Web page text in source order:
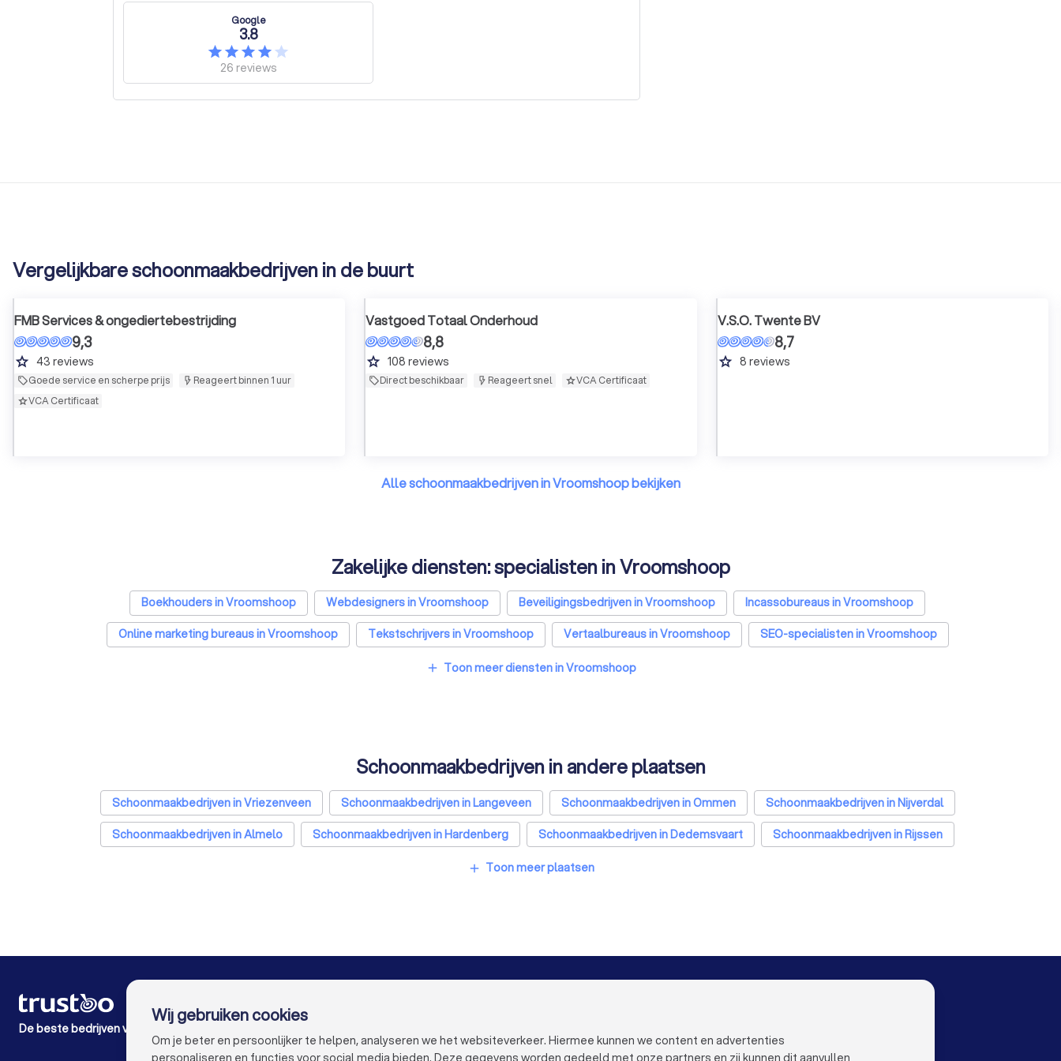
Google
3.8
26 reviews
Vergelijkbare schoonmaakbedrijven in de buurt
FMB Services & ongediertebestrijding
9,3
grade 43 reviews
Goede service en scherpe prijs
Reageert binnen 1 uur
VCA Certificaat
Vastgoed Totaal Onderhoud
8,8
grade 108 reviews
Direct beschikbaar Reageert snel VCA Certificaat
V.S.O. Twente BV
8,7
grade 8 reviews
Alle schoonmaakbedrijven in Vroomshoop bekijken
Zakelijke diensten: specialisten in Vroomshoop
Boekhouders in Vroomshoop Webdesigners in Vroomshoop Beveiligingsbedrijven in Vroomshoop
Incassobureaus in Vroomshoop
Online marketing bureaus in Vroomshoop
Tekstschrijvers in Vroomshoop Vertaalbureaus in Vroomshoop
SEO-specialisten in Vroomshoop
Grafisch ontwerpers in Vroomshoop
Reclamebureaus in Vroomshoop
add Toon meer diensten in Vroomshoop
Schoonmaakbedrijven in andere plaatsen
Schoonmaakbedrijven in Vriezenveen Schoonmaakbedrijven in Langeveen Schoonmaakbedrijven in Ommen
Schoonmaakbedrijven in Nijverdal
Schoonmaakbedrijven in Almelo
Schoonmaakbedrijven in Hardenberg Schoonmaakbedrijven in Dedemsvaart
Schoonmaakbedrijven in Rijssen
Schoonmaakbedrijven in Dalfsen Schoonmaakbedrijven in Amsterdam
Schoonmaakbedrijven in Enschede
Schoonmaakbedrijven in Haarlem Schoonmaakbedrijven in Arnhem
Schoonmaakbedrijven in Amersfoort
Schoonmaakbedrijven in Apeldoorn
Schoonmaakbedrijven in Leiden
add Toon meer plaatsen
De beste bedrijven voor jou
Hoe het werkt
Expert blogs
Kostenoverzichten
Trustoo Top Pro
Ervaringen
Werken bij Trustoo
Contact
Wij gebruiken cookies
Om je beter en persoonlijker te helpen, analyseren we het websiteverkeer. Hiermee kunnen we content en advertenties
personaliseren en functies voor social media bieden. Deze gegevens worden gedeeld met onze partners en zij kunnen dit aanvullen